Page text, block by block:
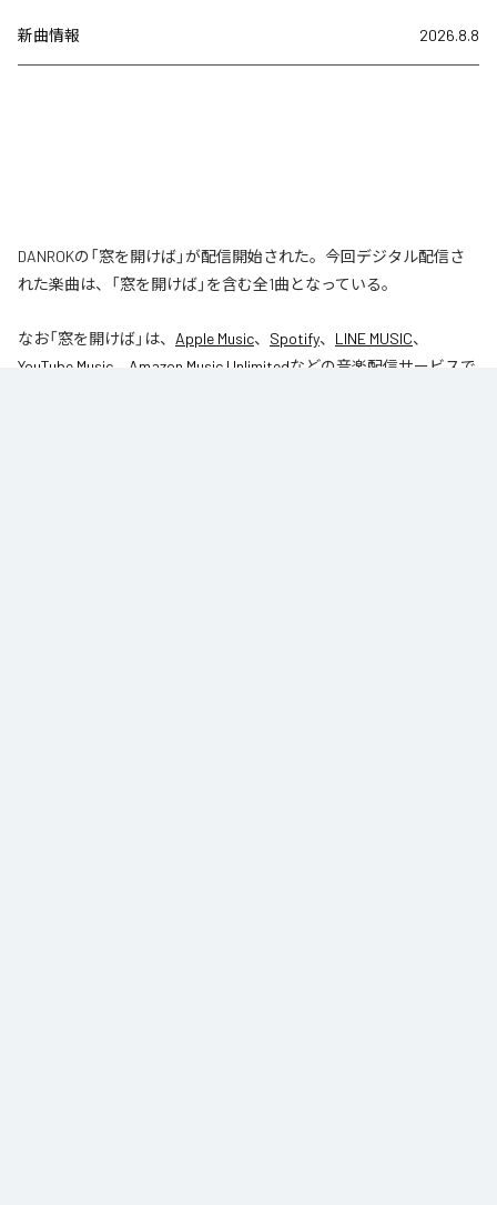
新曲情報 2026.8.8
DANROKの「窓を開けば」が配信開始された。今回デジタル配信さ
れた楽曲は、「窓を開けば」を含む全1曲となっている。
なお「窓を開けば」は、 Apple Music、 Spotify、 LINE MUSIC、
YouTube Music
Amazon Music Unlimitedなどの音楽配信サービスで